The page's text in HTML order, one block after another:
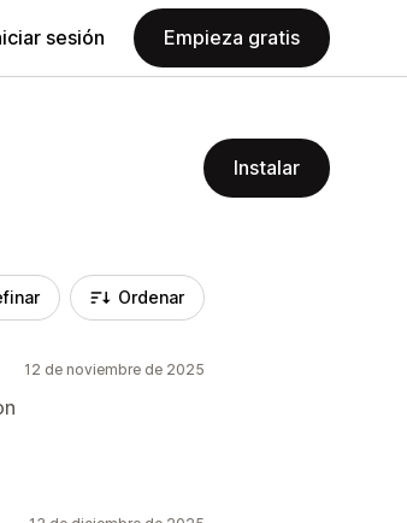
sesión Empieza gratis
Instalar
Ordenar
12 de noviembre de 2025